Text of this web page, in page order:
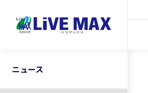
ニュース